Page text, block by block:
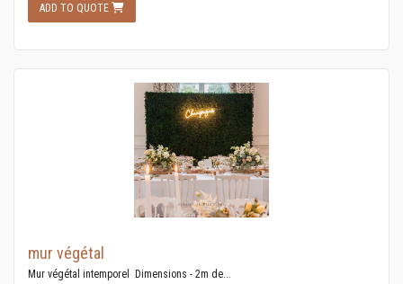
ADD TO QUOTE
mur végétal
Mur végétal intemporel Dimensions - 2m de...